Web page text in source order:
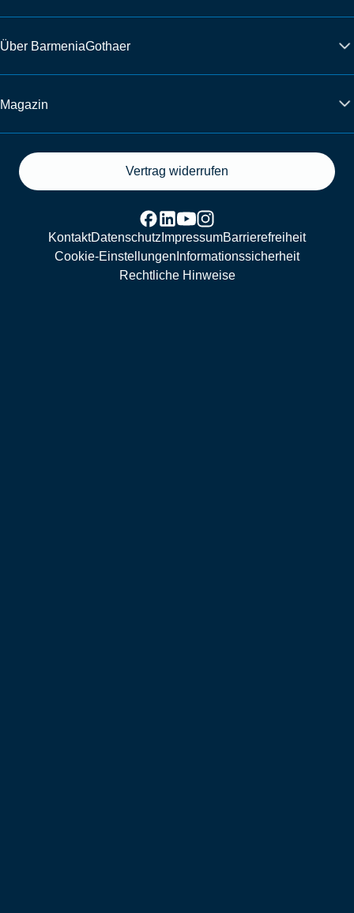
Über BarmeniaGothaer
Magazin
Vertrag widerrufen
KontaktDatenschutz ImpressumBarrierefreiheit
Cookie-Einstellungen Informationssicherheit
Rechtliche Hinweise